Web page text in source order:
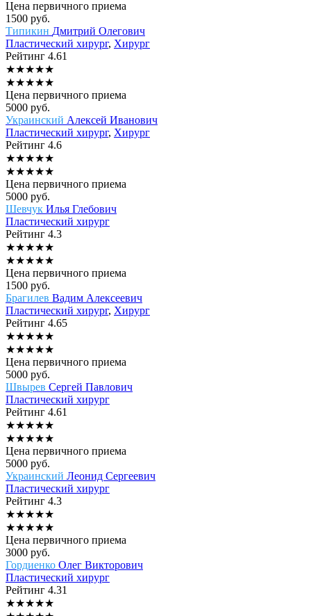
Цена первичного приема
1500 руб.
Типикин Дмитрий Олегович
Пластический хирург, Хирург
Рейтинг 4.61
★★★★★
★★★★★
Цена первичного приема
5000 руб.
Украинский Алексей Иванович
Пластический хирург, Хирург
Рейтинг 4.6
★★★★★
★★★★★
Цена первичного приема
5000 руб.
Шевчук Илья Глебович
Пластический хирург
Рейтинг 4.3
★★★★★
★★★★★
Цена первичного приема
1500 руб.
Брагилев Вадим Алексеевич
Пластический хирург, Хирург
Рейтинг 4.65
★★★★★
★★★★★
Цена первичного приема
5000 руб.
Швырев Сергей Павлович
Пластический хирург
Рейтинг 4.61
★★★★★
★★★★★
Цена первичного приема
5000 руб.
Украинский Леонид Сергеевич
Пластический хирург
Рейтинг 4.3
★★★★★
★★★★★
Цена первичного приема
3000 руб.
Гордиенко Олег Викторович
Пластический хирург
Рейтинг 4.31
★★★★★